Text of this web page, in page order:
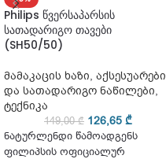
Philips წვერსაპარსის
სათადარიგო თავები
(SH50/50)
მამაკაცის ხაზი, აქსესუარები
და სათადარიგო ნაწილები,
ტექნიკა
149,00₾ 126,65 ₾
ნატურლენდი წამოადგენს
ფილიპსის ოფიციალურ